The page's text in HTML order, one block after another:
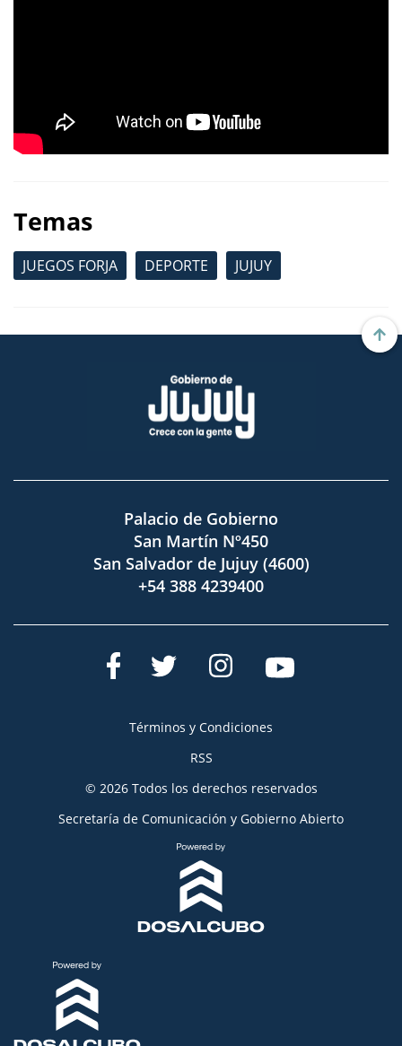
Temas
JUEGOS FORJA DEPORTE JUJUY
Palacio de Gobierno
San Martín Nº450
San Salvador de Jujuy (4600)
+54 388 4239400
Términos y Condiciones
RSS
© 2026 Todos los derechos reservados
Secretaría de Comunicación y Gobierno Abierto